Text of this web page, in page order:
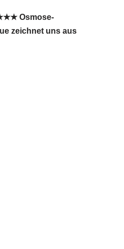
Osmose-
zeichnet uns aus